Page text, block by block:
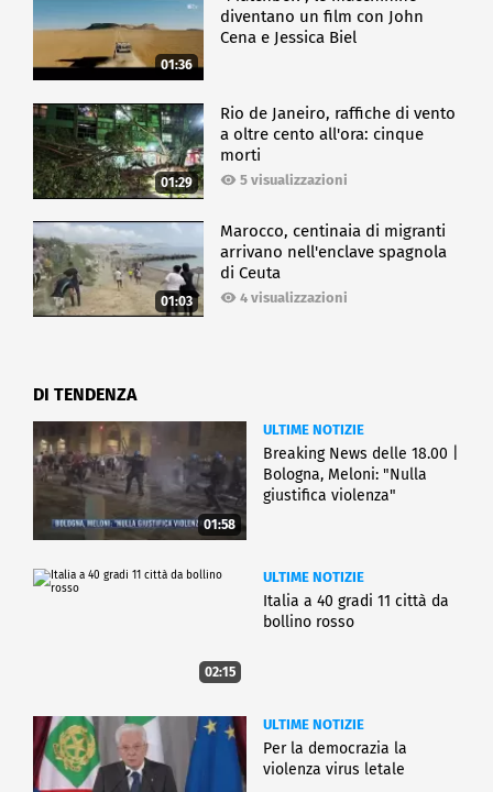
01:36
diventano un film con John
Cena e Jessica Biel
01:29
Rio de Janeiro, raffiche di vento
a oltre cento all'ora: cinque
morti
5 visualizzazioni
01:03
Marocco, centinaia di migranti
arrivano nell'enclave spagnola
di Ceuta
4 visualizzazioni
DI TENDENZA
01:58
ULTIME NOTIZIE
Breaking News delle 18.00 |
Bologna, Meloni: "Nulla
giustifica violenza"
02:15
ULTIME NOTIZIE
Italia a 40 gradi 11 città da
bollino rosso
ULTIME NOTIZIE
Per la democrazia la
violenza virus letale